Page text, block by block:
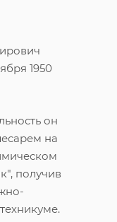
1950
он
на
получив